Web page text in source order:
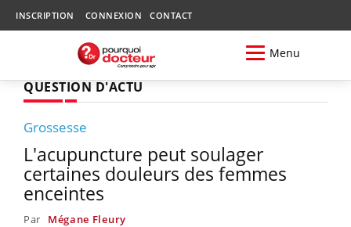
INSCRIPTION CONNEXION CONTACT
Menu
QUESTION D'ACTU
Grossesse
L'acupuncture peut soulager
certaines douleurs des femmes
enceintes
Par Mégane Fleury